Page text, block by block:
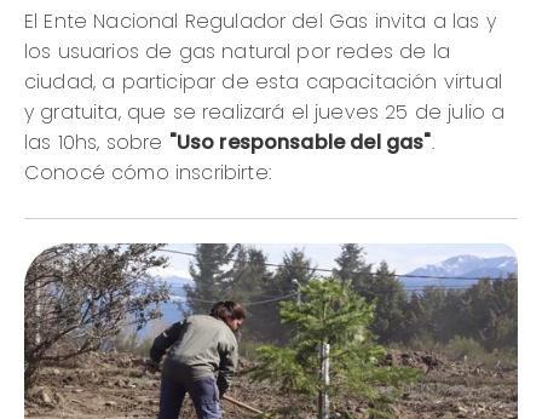
El Ente Nacional Regulador del Gas invita a las y
los usuarios de gas natural por redes de la
ciudad, a participar de esta capacitación virtual
y gratuita, que se realizará el jueves 25 de julio a
las 10hs, sobre "Uso responsable del gas".
Conocé cómo inscribirte: